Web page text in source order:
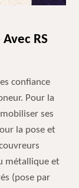
RS
confiance
Pour la
ses
la pose et
métallique et
(pose par